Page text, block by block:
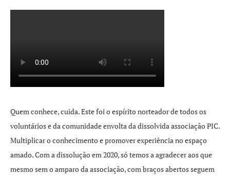
Quem conhece, cuida. Este foi o espírito norteador de todos os
voluntários e da comunidade envolta da dissolvida associação PIC.
Multiplicar o conhecimento e promover experiência no espaço
amado. Com a dissolução em 2020, só temos a agradecer aos que
mesmo sem o amparo da associação, com braços abertos seguem